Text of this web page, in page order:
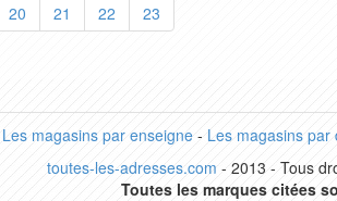
20
21 22 23
Les magasins par enseigne- Les magasins par
toutes-les-adresses.com - 2013 - Tous
Toutes les marques citées